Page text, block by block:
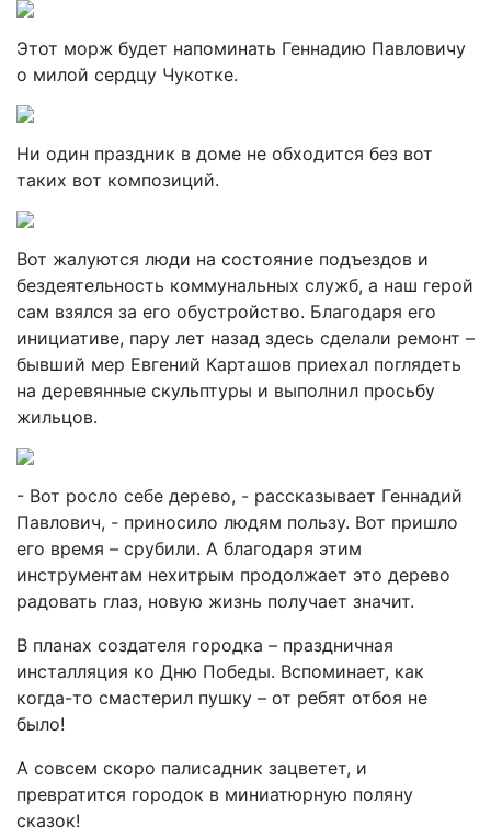
Этот морж будет напоминать Геннадию Павловичу
о милой сердцу Чукотке.
Ни один праздник в доме не обходится без вот
таких вот композиций.
Вот жалуются люди на состояние подъездов и
бездеятельность коммунальных служб, а наш герой
сам взялся за его обустройство. Благодаря его
инициативе, пару лет назад здесь сделали ремонт –
бывший мер Евгений Карташов приехал поглядеть
на деревянные скульптуры и выполнил просьбу
жильцов.
- Вот росло себе дерево, - рассказывает Геннадий
Павлович, - приносило людям пользу. Вот пришло
его время – срубили. А благодаря этим
инструментам нехитрым продолжает это дерево
радовать глаз, новую жизнь получает значит.
В планах создателя городка – праздничная
инсталляция ко Дню Победы. Вспоминает, как
когда-то смастерил пушку – от ребят отбоя не
было!
А совсем скоро палисадник зацветет, и
превратится городок в миниатюрную поляну
сказок!